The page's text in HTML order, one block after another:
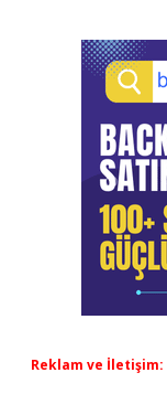
Reklam ve İletişim: